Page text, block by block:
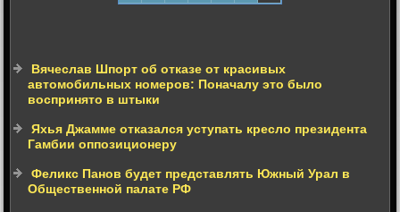
Вячеслав Шпорт об отказе от красивых
автомобильных номеров: Поначалу это было
воспринято в штыки
Яхья Джамме отказался уступать кресло президента
Гамбии оппозиционеру
Феликс Панов будет представлять Южный Урал в
Общественной палате РФ